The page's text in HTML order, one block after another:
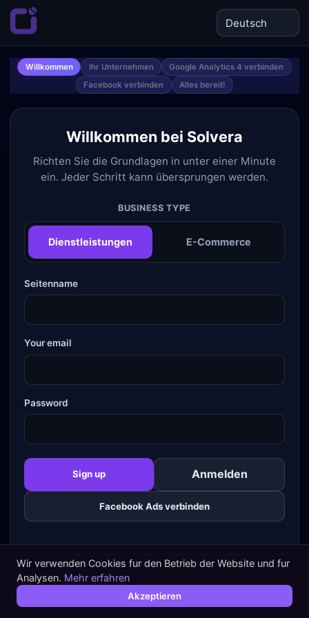
Willkommen Ihr Unternehmen
Google Analytics 4 verbinden
Facebook verbinden
Alles bereit!
Willkommen bei Solvera
Richten Sie die Grundlagen in unter einer Minute
ein. Jeder Schritt kann übersprungen werden.
BUSINESS TYPE
Dienstleistungen E-Commerce
Seitenname
Your email
Password
Sign up Anmelden
Facebook Ads verbinden
Wir verwenden Cookies fur den Betrieb der Website und fur
Analysen. Mehr erfahren
Akzeptieren